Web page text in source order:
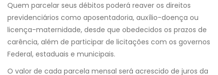
Quem parcelar seus débitos poderá reaver os direitos
previdenciários como aposentadoria, auxílio-doença ou
licença-maternidade, desde que obedecidos os prazos de
carência, além de participar de licitações com os governos
Federal, estaduais e municipais.
O valor de cada parcela mensal será acrescido de juros da